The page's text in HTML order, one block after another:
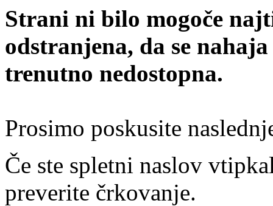
Strani ni bilo mogoče
odstranjena, da se
trenutno nedostopna.
Prosimo poskusite
Če ste spletni naslov
preverite črkovanje.